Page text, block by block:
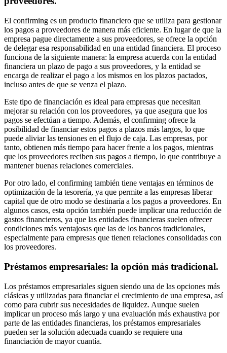
El confirming es un producto financiero que se utiliza para gestionar
los pagos a proveedores de manera más eficiente. En lugar de que la
empresa pague directamente a sus proveedores, se ofrece la opción
de delegar esa responsabilidad en una entidad financiera. El proceso
funciona de la siguiente manera: la empresa acuerda con la entidad
financiera un plazo de pago a sus proveedores, y la entidad se
encarga de realizar el pago a los mismos en los plazos pactados,
incluso antes de que se venza el plazo.
Este tipo de financiación es ideal para empresas que necesitan
mejorar su relación con los proveedores, ya que asegura que los
pagos se efectúan a tiempo. Además, el confirming ofrece la
posibilidad de financiar estos pagos a plazos más largos, lo que
puede aliviar las tensiones en el flujo de caja. Las empresas, por
tanto, obtienen más tiempo para hacer frente a los pagos, mientras
que los proveedores reciben sus pagos a tiempo, lo que contribuye a
mantener buenas relaciones comerciales.
Por otro lado, el confirming también tiene ventajas en términos de
optimización de la tesorería, ya que permite a las empresas liberar
capital que de otro modo se destinaría a los pagos a proveedores. En
algunos casos, esta opción también puede implicar una reducción de
gastos financieros, ya que las entidades financieras suelen ofrecer
condiciones más ventajosas que las de los bancos tradicionales,
especialmente para empresas que tienen relaciones consolidadas con
los proveedores.
Préstamos empresariales: la opción más tradicional.
Los préstamos empresariales siguen siendo una de las opciones más
clásicas y utilizadas para financiar el crecimiento de una empresa, así
como para cubrir sus necesidades de liquidez. Aunque suelen
implicar un proceso más largo y una evaluación más exhaustiva por
parte de las entidades financieras, los préstamos empresariales
pueden ser la solución adecuada cuando se requiere una
financiación de mayor cuantía.